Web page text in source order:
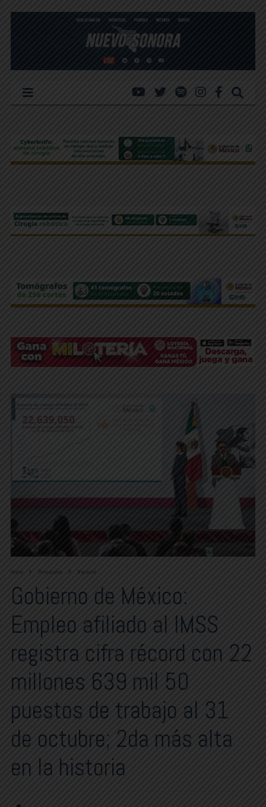
Home Principales Nacional
Gobierno de México:
Empleo afiliado al IMSS
registra cifra récord con 22
millones 639 mil 50
puestos de trabajo al 31
de octubre; 2da más alta
en la historia